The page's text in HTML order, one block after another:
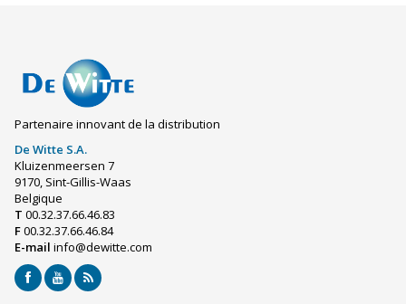
Partenaire innovant de la distribution
De Witte S.A.
Kluizenmeersen 7
9170, Sint-Gillis-Waas
Belgique
T 00.32.37.66.46.83
F00.32.37.66.46.84
E-mail info@dewitte.com